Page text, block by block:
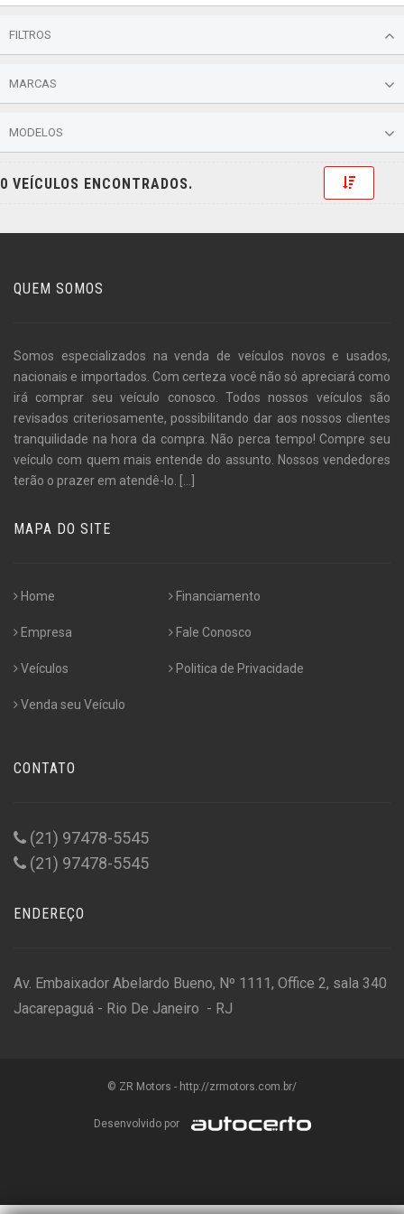
FILTROS
MARCAS
MODELOS
0 VEÍCULOS ENCONTRADOS. Toggle
QUEM SOMOS
Somos especializados na venda de veículos novos e usados,
nacionais e importados. Com certeza você não só apreciará como
irá comprar seu veículo conosco. Todos nossos veículos são
revisados criteriosamente, possibilitando dar aos nossos clientes
tranquilidade na hora da compra. Não perca tempo! Compre seu
veículo com quem mais entende do assunto. Nossos vendedores
terão o prazer em atendê-lo.
MAPA DO SITE
Home
Empresa
Veículos
Venda seu Veículo
Financiamento
Fale Conosco
Politica de Privacidade
CONTATO
(21) 97478-5545
(21) 97478-5545
ENDEREÇO
Av. Embaixador Abelardo Bueno, Nº 1111, Office 2, sala 340
Jacarepaguá - Rio De Janeiro - RJ
© ZR Motors - http://zrmotors.com.br/
Desenvolvido por